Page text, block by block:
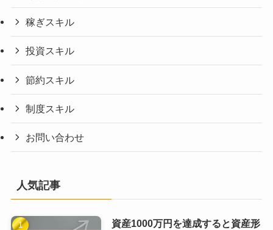
稼ぎスキル
投資スキル
節約スキル
制度スキル
お問い合わせ
人気記事
資産1000万円を達成すると資産形